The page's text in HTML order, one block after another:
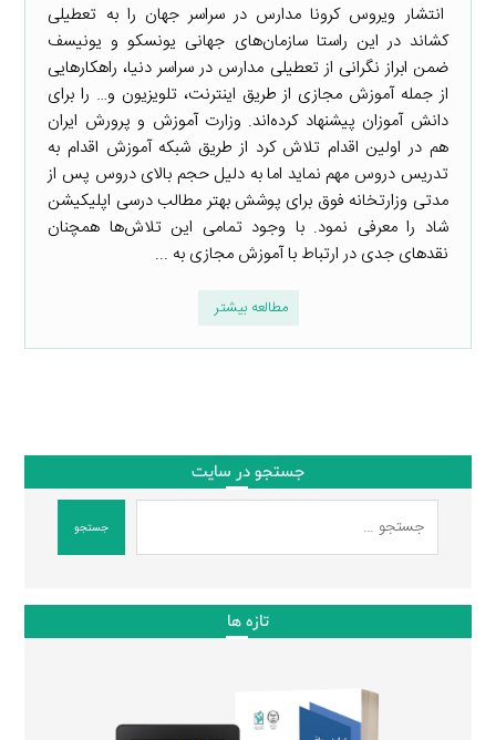
انتشار ویروس کرونا مدارس در سراسر جهان را به تعطیلی
کشاند در این راستا سازمان‌های جهانی یونسکو و یونیسف
ضمن ابراز نگرانی از تعطیلی مدارس در سراسر دنیا، راهکارهایی
از جمله آموزش مجازی از طریق اینترنت، تلویزیون و… را برای
دانش آموزان پیشنهاد کرده‌اند. وزارت آموزش و پرورش ایران
هم در اولین اقدام تلاش کرد از طریق شبکه آموزش اقدام به
تدریس دروس مهم نماید اما به دلیل حجم بالای دروس پس از
مدتی وزارتخانه فوق برای پوشش بهتر مطالب درسی اپلیکیشن
شاد را معرفی نمود. با وجود تمامی این تلاش‌ها همچنان
نقدهای جدی در ارتباط با آموزش مجازی به ...
مطالعه بیشتر
جستجو در سایت
جستجو
تازه ها